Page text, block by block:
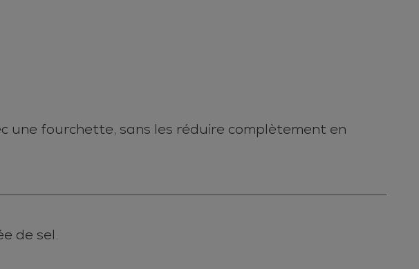
une fourchette, sans les réduire complètement en
de sel.